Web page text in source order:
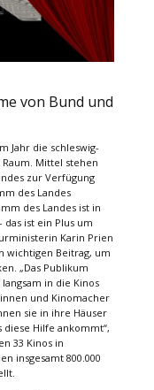
von Bund und
Jahr die schleswig-
Mittel stehen
zur Verfügung
des Landes
des Landes ist in
das ist ein Plus um
Karin Prien
wichtigen Beitrag, um
„Das Publikum
in die Kinos
und Kinomacher
sie in ihre Häuser
diese Hilfe ankommt“,
33 Kinos in
insgesamt 800.000